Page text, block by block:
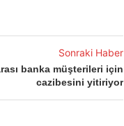
Sonraki Haber
banka müşterileri için
cazibesini yitiriyor